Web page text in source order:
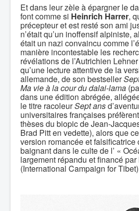
Et dans leur zèle à épargner le
font comme si Heinrich Harrer,
précepteur et est resté son ami
n’était qu’un inoffensif alpiniste,
était un nazi convaincu comme
manière incontestable les
révélations de l’Autrichien
qu’une lecture attentive de la
allemande, de son bestseller
Ma vie à la cour du dalai-lama
dans une édition abrégée,
le titre racoleurSept ans
universitaires françaises
thèses du biopic de Jean-
Brad Pitt en vedette), alors que
version romancée et falsificatrice
baignant dans le culte de l’ «
largement répandu et financé par
(International Campaign for